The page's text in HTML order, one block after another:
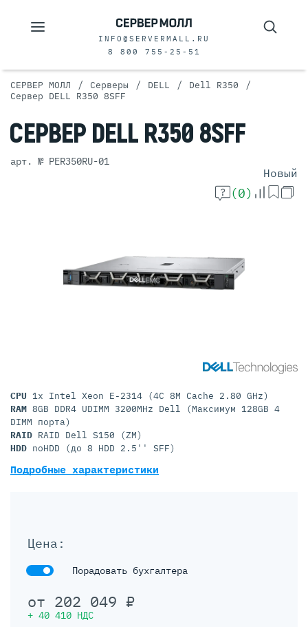
INFO@SERVERMALL.RU
8 800 755-25-51
СЕРВЕР МОЛЛ / Серверы / DELL / Dell R350 /
Сервер DELL R350 8SFF
СЕРВЕР DELL R350 8SFF
арт. № PER350RU-01
Новый
(0)
Цена:
Порадовать бухгалтера
от 202 049 ₽
+ 40 410 НДС
CPU 1x Intel Xeon E-2314 (4C 8M Cache 2.80 GHz)
RAM 8GB DDR4 UDIMM 3200MHz Dell (Максимум 128GB 4
DIMM порта)
RAID RAID Dell S150 (ZM)
HDD noHDD (до 8 HDD 2.5'' SFF)
Подробные характеристики